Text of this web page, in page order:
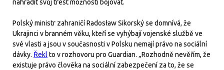
nahradit svůj trest možností bojovat.
Polský ministr zahraničí Radosław Sikorský se domnívá, že
Ukrajinci v branném věku, kteří se vyhýbají vojenské službě ve
své vlasti a jsou v současnosti v Polsku nemají právo na sociální
dávky. Řekl to v rozhovoru pro Guardian. „Rozhodně nevěřím, že
existuje právo člověka na sociální zabezpečení za to, že se